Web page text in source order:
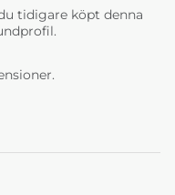
tidigare köpt denna